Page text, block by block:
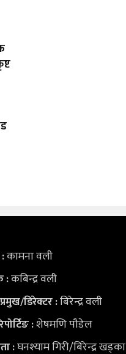
कामना वली
:कबिन्द्र वली
डिरेक्टर :बिरेन्द्र वली
:शेषमणि पौडेल
:घनश्याम गिरी/बिरेन्द्र खड्का